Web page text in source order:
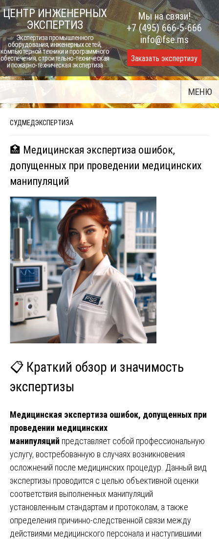
Skip
to
content
ЦЕНТР ИНЖЕНЕРНЫХ
ЭКСПЕРТИЗ
Экспертиза промышленного
оборудования, инженерных сетей,
компьютерной техники и программного
обеспечения, строительно-техническая
и пожарно-техническая экспертиза
Мы на связи!
+7 (495) 666-5-666
info@fse.ms
Заказать экспертизу
МЕНЮ
СУДМЕДЭКСПЕРТИЗА
🏥 Медицинская экспертиза ошибок,
допущенных при проведении медицинских
манипуляций
📋 Краткий обзор и значимость
экспертизы
Медицинская экспертиза ошибок, допущенных при
проведении медицинских
манипуляций представляет собой профессиональную
услугу, востребованную в случаях возникновения
осложнений после медицинских процедур. Данный вид
экспертизы проводится с целью объективной оценки
соответствия выполненных манипуляций
установленным стандартам и протоколам, а также
определения причинно-следственной связи между
действиями медицинского персонала и наступившими